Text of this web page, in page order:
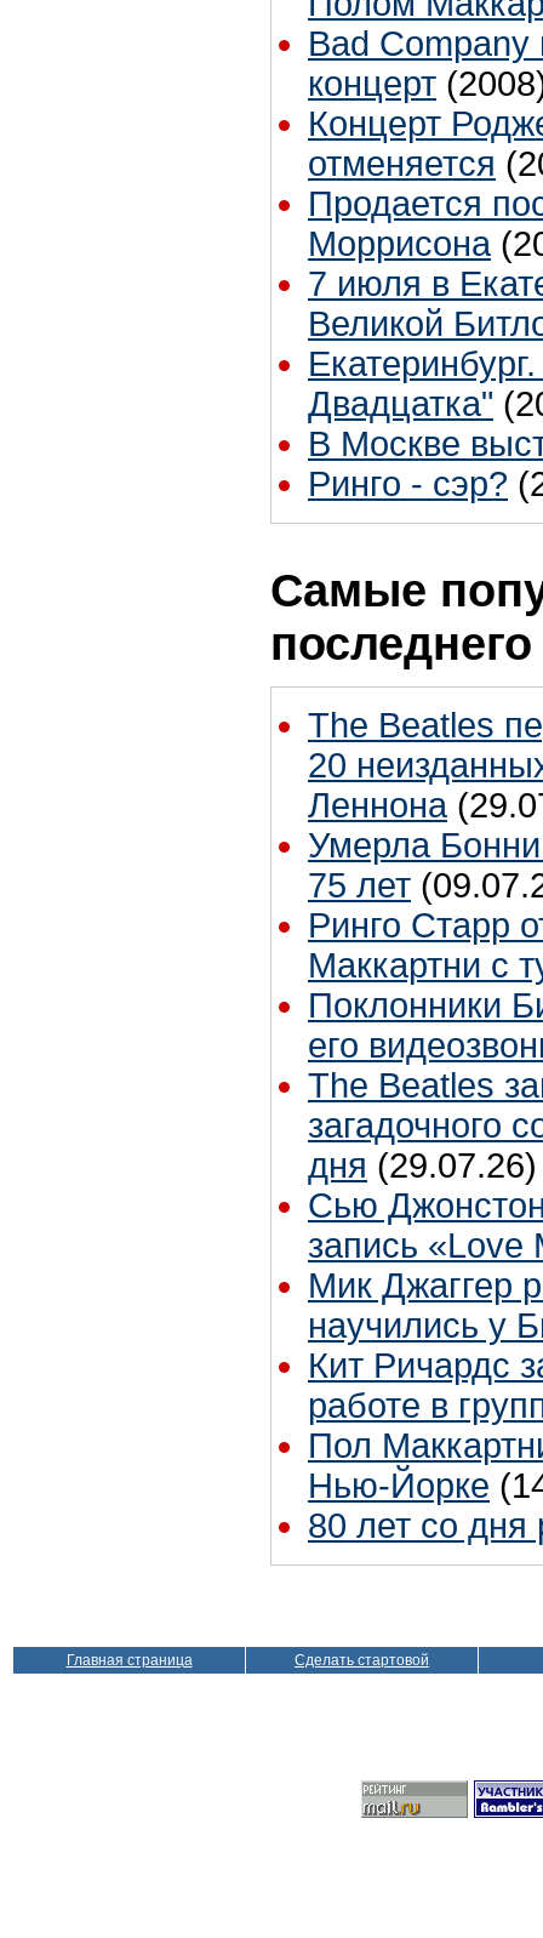
Bad Company
концерт
Концерт
отменяется
Продается
Моррисона
7 июля в
Великой
Двадцатка"
В Москве
Ринго - сэр?
Самые
The Beatles
20
Леннона
Умерла
75 лет
Ринго Старр
Маккартни с
Поклонники
его
The Beatles
загадочного
дня (29.07.26)
Сью
запись «Love
Мик Джаггер
научились у
Кит Ричардс
работе в
Пол
Нью-Йорке
80 лет со
Главная страница Сделать стартовой